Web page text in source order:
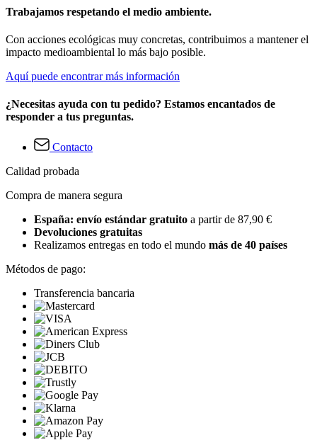
Trabajamos respetando el medio ambiente.
Con acciones ecológicas muy concretas, contribuimos a mantener el
impacto medioambiental lo más bajo posible.
Aquí puede encontrar más información
¿Necesitas ayuda con tu pedido? Estamos encantados de
responder a tus preguntas.
Contacto
Calidad probada
Compra de manera segura
España: envío estándar gratuito a partir de 87,90 €
Devoluciones gratuitas
Realizamos entregas en todo el mundo más de 40 países
Métodos de pago:
Transferencia bancaria